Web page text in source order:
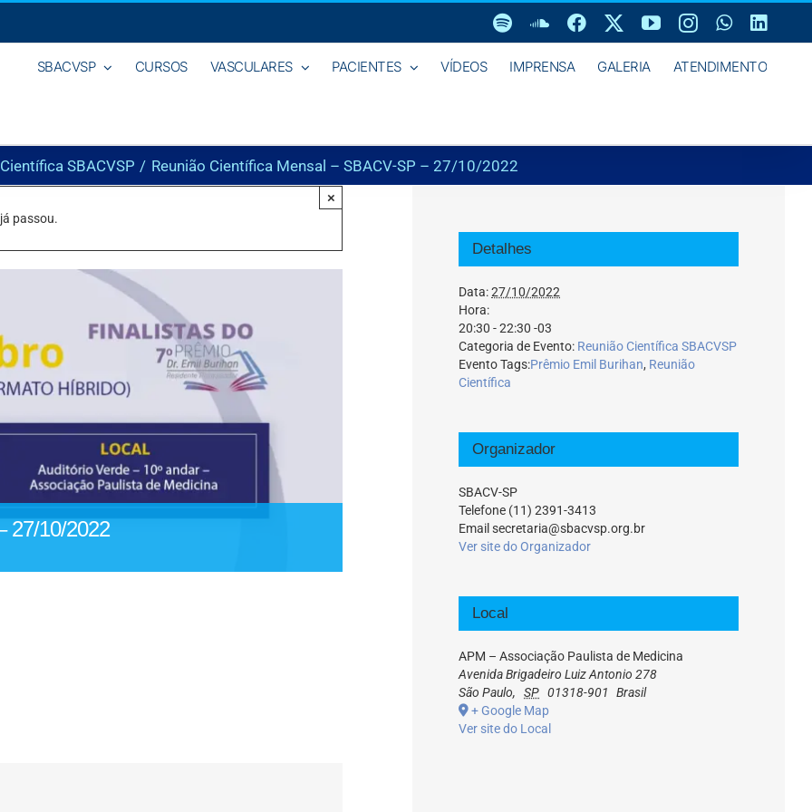
SpotifySoundCloud
FacebookYouTubeInstagram
SBACVSP CURSOS VASCULARES PACIENTES VÍDEOS IMPRENSA GALERIA ATENDIMENTO
SBACVSP Reunião Científica Mensal – SBACV-SP – 27/10/2022
passou.
×
27/10/2022
Detalhes
Data: 27/10/2022
Hora:
20:30 - 22:30-03
Categoria de Evento: Reunião Científica SBACVSP
Evento Tags:Prêmio Emil Burihan, Reunião
Científica
Organizador
SBACV-SP
Telefone (11) 2391-3413
Emailsecretaria@sbacvsp.org.br
Ver site do Organizador
Local
APM – Associação Paulista de Medicina
Avenida Brigadeiro Luiz Antonio 278
São Paulo, SP 01318-901
Brasil
+ Google Map
Ver site do Local